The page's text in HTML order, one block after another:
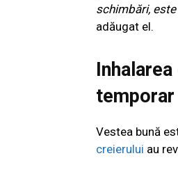
schimbări,
adăugat el.
temporar
Vestea bună
creierului au